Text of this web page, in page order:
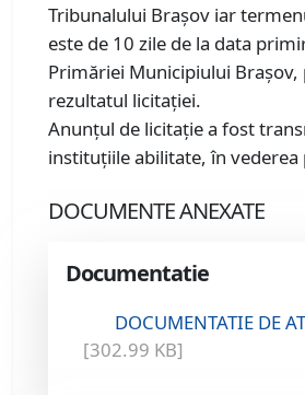
Tribunalului Brașov iar
este de 10 zile de la data
Primăriei Municipiului Brașov,
rezultatul licitației.
Anunțul de licitație a fost
instituțiile abilitate, în vederea
DOCUMENTE ANEXATE
Documentatie
DOCUMENTATIE DE
[302.99 KB]